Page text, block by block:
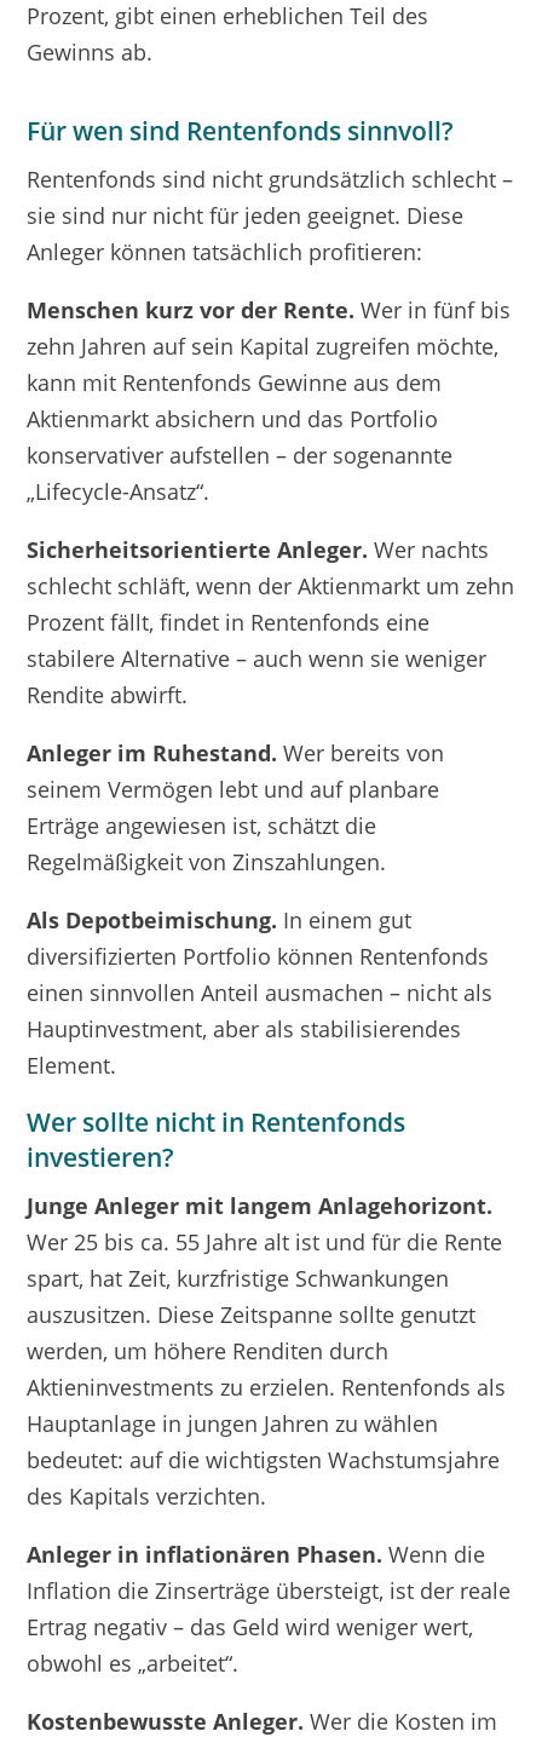
Prozent, gibt einen erheblichen Teil des
Gewinns ab.
Für wen sind Rentenfonds sinnvoll?
Rentenfonds sind nicht grundsätzlich schlecht –
sie sind nur nicht für jeden geeignet. Diese
Anleger können tatsächlich profitieren:
Menschen kurz vor der Rente. Wer in fünf bis
zehn Jahren auf sein Kapital zugreifen möchte,
kann mit Rentenfonds Gewinne aus dem
Aktienmarkt absichern und das Portfolio
konservativer aufstellen – der sogenannte
„Lifecycle-Ansatz“.
Sicherheitsorientierte Anleger. Wer nachts
schlecht schläft, wenn der Aktienmarkt um zehn
Prozent fällt, findet in Rentenfonds eine
stabilere Alternative – auch wenn sie weniger
Rendite abwirft.
Anleger im Ruhestand. Wer bereits von
seinem Vermögen lebt und auf planbare
Erträge angewiesen ist, schätzt die
Regelmäßigkeit von Zinszahlungen.
Als Depotbeimischung. In einem gut
diversifizierten Portfolio können Rentenfonds
einen sinnvollen Anteil ausmachen – nicht als
Hauptinvestment, aber als stabilisierendes
Element.
Wer sollte nicht in Rentenfonds
investieren?
Junge Anleger mit langem Anlagehorizont.
Wer 25 bis ca. 55 Jahre alt ist und für die Rente
spart, hat Zeit, kurzfristige Schwankungen
auszusitzen. Diese Zeitspanne sollte genutzt
werden, um höhere Renditen durch
Aktieninvestments zu erzielen. Rentenfonds als
Hauptanlage in jungen Jahren zu wählen
bedeutet: auf die wichtigsten Wachstumsjahre
des Kapitals verzichten.
Anleger in inflationären Phasen. Wenn die
Inflation die Zinserträge übersteigt, ist der reale
Ertrag negativ – das Geld wird weniger wert,
obwohl es „arbeitet“.
Kostenbewusste Anleger. Wer die Kosten im